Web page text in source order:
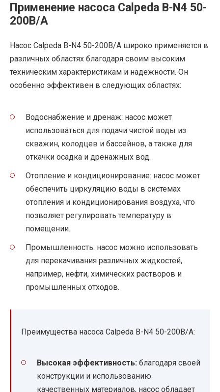
Применение насоса Calpeda B-N4 50-
200B/A
Насос Calpeda B-N4 50-200B/A широко применяется в
различных областях благодаря своим высоким
техническим характеристикам и надежности. Он
особенно эффективен в следующих областях:
Водоснабжение и дренаж: насос может
использоваться для подачи чистой воды из
скважин, колодцев и бассейнов, а также для
откачки осадка и дренажных вод.
Отопление и кондиционирование: насос может
обеспечить циркуляцию воды в системах
отопления и кондиционирования воздуха, что
позволяет регулировать температуру в
помещении.
Промышленность: насос можно использовать
для перекачивания различных жидкостей,
например, нефти, химических растворов и
промышленных отходов.
Преимущества насоса Calpeda B-N4 50-200B/A:
Высокая эффективность: благодаря своей
конструкции и использованию
качественных материалов, насос обладает